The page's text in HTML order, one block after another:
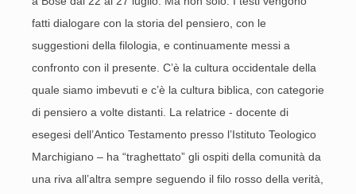
fatti dialogare con la storia del pensiero, con le
suggestioni della filologia, e continuamente messi a
confronto con il presente. C’è la cultura occidentale della
quale siamo imbevuti e c’è la cultura biblica, con categorie
di pensiero a volte distanti. La relatrice - docente di
esegesi dell’Antico Testamento presso l’Istituto Teologico
Marchigiano – ha “traghettato” gli ospiti della comunità da
una riva all’altra sempre seguendo il filo rosso della verità,